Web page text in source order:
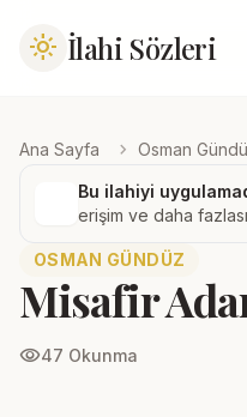
light_mode İlahi Sözleri
Ana Sayfa chevron_right Osman
Bu ilahiyi
erişim ve daha
OSMAN GÜNDÜZ
Misafir
visibility47 Okunma